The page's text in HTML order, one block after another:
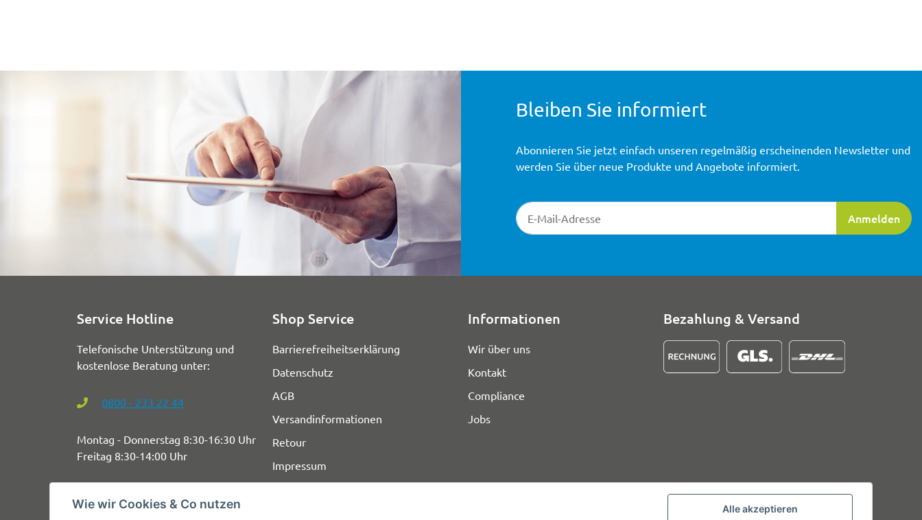
Alle akzeptieren
Wie wir Cookies & Co nutzen
Bleiben Sie informiert
Newsletter-Registrierung
Anmelden
Abonnieren Sie jetzt einfach unseren regelmäßig erscheinenden Newsletter und
werden Sie über neue Produkte und Angebote informiert.
Service Hotline
Telefonische Unterstützung und
kostenlose Beratung unter:
0800 - 233 22 44
Montag - Donnerstag 8:30-16:30 Uhr
Freitag 8:30-14:00 Uhr
Shop Service
Barrierefreiheitserklärung
Datenschutz
AGB
Versandinformationen
Retour
Impressum
Informationen
Wir über uns
Kontakt
Compliance
Jobs
Bezahlung & Versand